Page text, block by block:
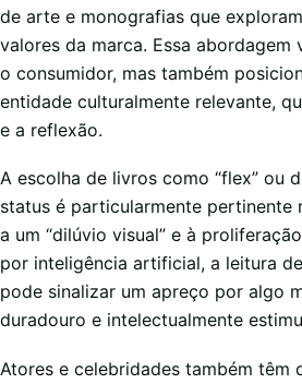
de arte e monografias que
valores da marca. Essa abordagem
o consumidor, mas também
entidade culturalmente relevante,
e a reflexão.
A escolha de livros como “flex” ou
status é particularmente pertinente
a um “dilúvio visual” e à
por inteligência artificial, a leitura
pode sinalizar um apreço por algo
duradouro e intelectualmente
Atores e celebridades também têm